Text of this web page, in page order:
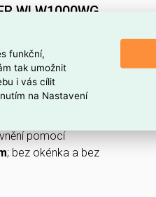
WLW1000WG
a odstínem
pomocí
; bez okénka a bez
funkční,
tak umožnit
i vás cílit
na Nastavení